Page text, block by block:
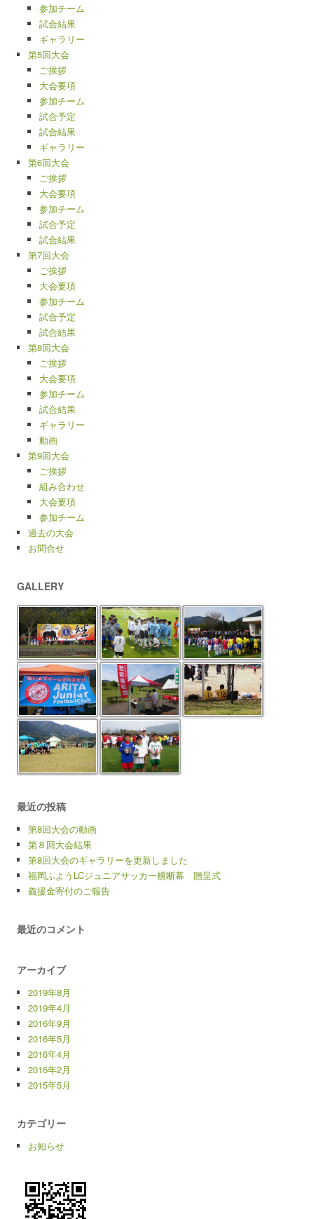
参加チーム
試合結果
ギャラリー
第5回大会
ご挨拶
大会要項
参加チーム
試合予定
試合結果
ギャラリー
第6回大会
ご挨拶
大会要項
参加チーム
試合予定
試合結果
第7回大会
ご挨拶
大会要項
参加チーム
試合予定
試合結果
第8回大会
ご挨拶
大会要項
参加チーム
試合結果
ギャラリー
動画
第9回大会
ご挨拶
組み合わせ
大会要項
参加チーム
過去の大会
お問合せ
GALLERY
最近の投稿
第8回大会の動画
第８回大会結果
第8回大会のギャラリーを更新しました
福岡ふようLCジュニアサッカー横断幕 贈呈式
義援金寄付のご報告
最近のコメント
アーカイブ
2019年8月
2019年4月
2016年9月
2016年5月
2016年4月
2016年2月
2015年5月
カテゴリー
お知らせ